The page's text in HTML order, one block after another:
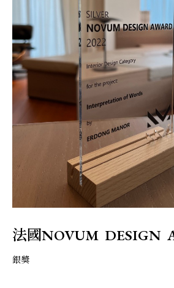
法國NOVUM DESIGN
銀獎